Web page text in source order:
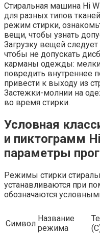
Стиральная машина Hi
для разных типов
режим стирки,
вещи, чтобы узнать
Загрузку вещей
чтобы не допускать
карманы одежды:
повредить внутреннее
привести к выходу из
Застежки-молнии на
во время стирки.
Условная
и пиктограмм
параметры
Режимы стирки
устанавливаются при
обозначаются
Символ
Название
режима